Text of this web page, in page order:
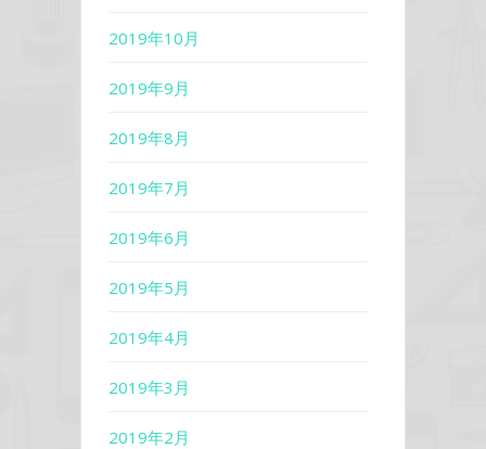
2019年10月
2019年9月
2019年8月
2019年7月
2019年6月
2019年5月
2019年4月
2019年3月
2019年2月